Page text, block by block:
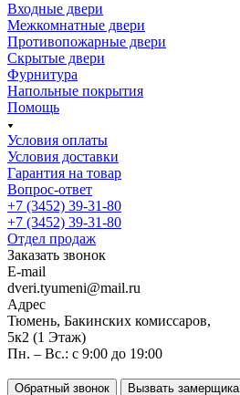
Входные двери
Межкомнатные двери
Противопожарные двери
Скрытые двери
Фурнитура
Напольные покрытия
Помощь
Условия оплаты
Условия доставки
Гарантия на товар
Вопрос-ответ
+7 (3452) 39-31-80
+7 (3452) 39-31-80
Отдел продаж
Заказать звонок
E-mail
dveri.tyumeni@mail.ru
Адрес
Тюмень, Бакинских комиссаров,
5к2 (1 Этаж)
Пн. – Вс.: с 9:00 до 19:00
Обратный звонок Вызвать замерщика